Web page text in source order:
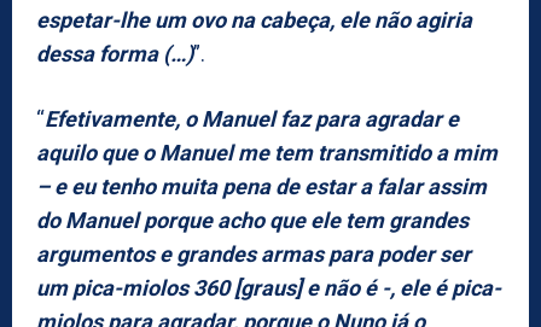
espetar-lhe um ovo na cabeça, ele não agiria
dessa forma (…)”.
“Efetivamente, o Manuel faz para agradar e
aquilo que o Manuel me tem transmitido a mim
– e eu tenho muita pena de estar a falar assim
do Manuel porque acho que ele tem grandes
argumentos e grandes armas para poder ser
um pica-miolos 360 [graus] e não é -, ele é pica-
miolos para agradar, porque o Nuno já o